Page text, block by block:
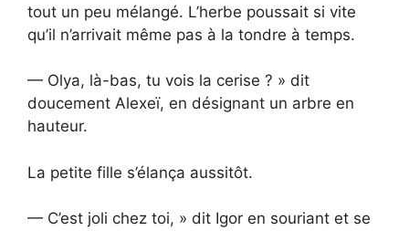
tout un peu mélangé. L’herbe poussait si vite
qu’il n’arrivait même pas à la tondre à temps.
— Olya, là-bas, tu vois la cerise ? » dit
doucement Alexeï, en désignant un arbre en
hauteur.
La petite fille s’élança aussitôt.
— C’est joli chez toi, » dit Igor en souriant et se